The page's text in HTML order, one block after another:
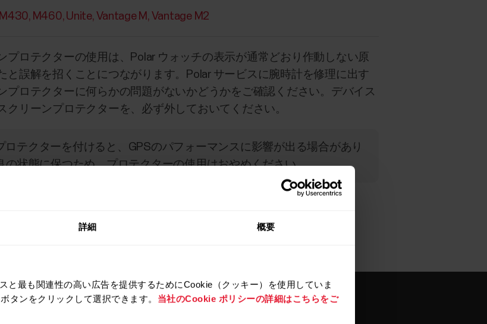
詳細 概要
と最も関連性の高い広告を提供するためにCookie（クッキー）を使用していま
タンをクリックして選択できます。 当社のCookie ポリシーの詳細はこちらをご
M430 M460 Unite Vantage M Vantage M2
プロテクターの使用は、Polar ウォッチの表示が通常どおり作動しない原
と誤解を招くことにつながります。Polar サービスに腕時計を修理に出す
プロテクターに何らかの問題がないかどうかをご確認ください。デバイス
リーンプロテクターを、必ず外しておいてください。
ロテクターを付けると、GPSのパフォーマンスに影響が出る場合があり
の状態に保つため、プロテクターの使用はおやめください。